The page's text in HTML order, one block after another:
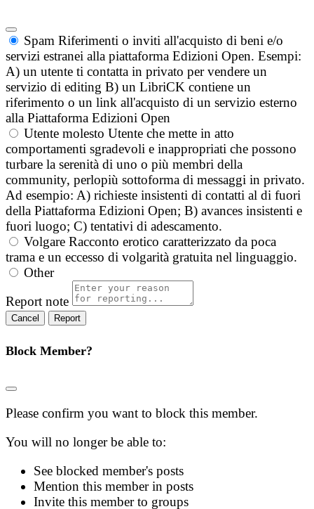
Spam Riferimenti o inviti all'acquisto di beni e/o
servizi estranei alla piattaforma Edizioni Open. Esempi:
A) un utente ti contatta in privato per vendere un
servizio di editing B) un LibriCK contiene un
riferimento o un link all'acquisto di un servizio esterno
alla Piattaforma Edizioni Open
Utente molesto Utente che mette in atto
comportamenti sgradevoli e inappropriati che possono
turbare la serenità di uno o più membri della
community, perlopiù sottoforma di messaggi in privato.
Ad esempio: A) richieste insistenti di contatti al di fuori
della Piattaforma Edizioni Open; B) avances insistenti e
fuori luogo; C) tentativi di adescamento.
Volgare Racconto erotico caratterizzato da poca
trama e un eccesso di volgarità gratuita nel linguaggio.
Other
Report note
Report
Block Member?
Please confirm you want to block this member.
You will no longer be able to:
See blocked member's posts
Mention this member in posts
Invite this member to groups